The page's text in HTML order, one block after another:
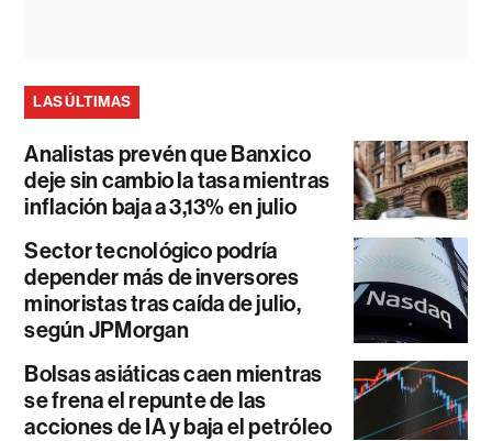
LAS ÚLTIMAS
Analistas prevén que Banxico
deje sin cambio la tasa mientras
inflación baja a 3,13% en julio
Sector tecnológico podría
depender más de inversores
minoristas tras caída de julio,
según JPMorgan
Bolsas asiáticas caen mientras
se frena el repunte de las
acciones de IA y baja el petróleo